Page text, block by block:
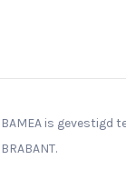
BAMEA is gevestigd
BRABANT.